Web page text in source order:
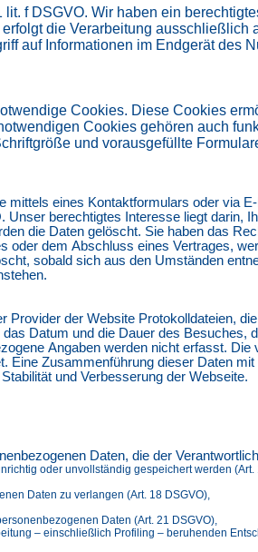
f DSGVO. Wir haben ein
die Verarbeitung
auf Informationen im Endgerät des
Cookies. Diese Cookies
Cookies gehören auch
und vorausgefüllte
eines Kontaktformulars oder via
berechtigtes Interesse liegt darin,
die Daten gelöscht. Sie haben das
oder dem Abschluss eines Vertrages,
sobald sich aus den Umständen
Provider der Website Protokolldateien,
Datum und die Dauer des
Angaben werden nicht erfasst.
Zusammenführung dieser Daten
und Verbesserung der Webseite.
Daten, die der
oder unvollständig gespeichert werden (Art.
Daten zu verlangen (Art. 18 DSGVO),
Daten (Art. 21 DSGVO),
– einschließlich Profiling – beruhenden